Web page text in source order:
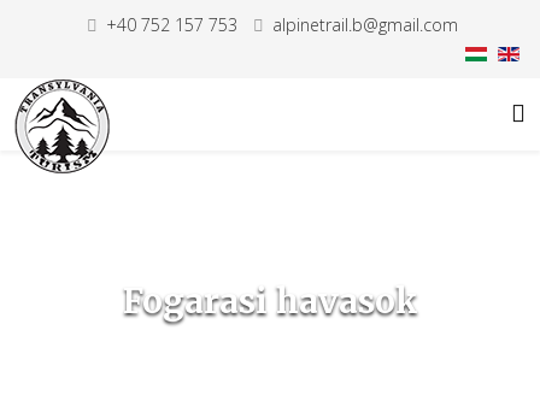
+40 752 157 753 alpinetrail.b@gmail.com
Fogarasi havasok